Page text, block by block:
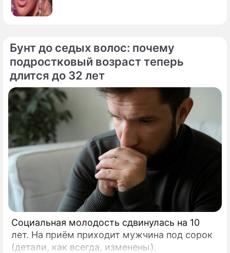
Бунт до седых волос: почему
подростковый возраст теперь
длится до 32 лет
Социальная молодость сдвинулась на 10
лет. На приём приходит мужчина под сорок
(детали, как всегда, изменены).